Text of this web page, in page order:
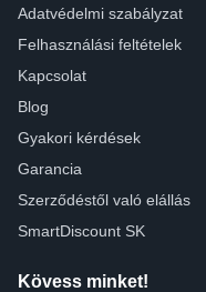
Adatvédelmi szabályzat
Felhasználási feltételek
Kapcsolat
Blog
Gyakori kérdések
Garancia
Szerződéstől való elállás
SmartDiscount SK
Kövess minket!